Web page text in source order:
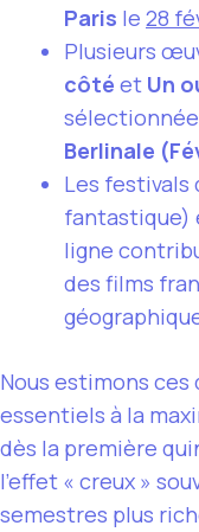
Paris le 28
Plusieurs
côté et Un
Berlinale
Les festivals
fantastique)
ligne
des films
Nous estimons
essentiels à la
dès la première
l’effet « creux »
semestres plus